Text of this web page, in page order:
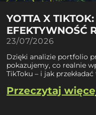
YOTTA X
EFEKTYWNOŚĆ
23/07/2026
Dzięki analizie portfolio
pokazujemy, co realnie
TikToku – i jak
Przeczytaj